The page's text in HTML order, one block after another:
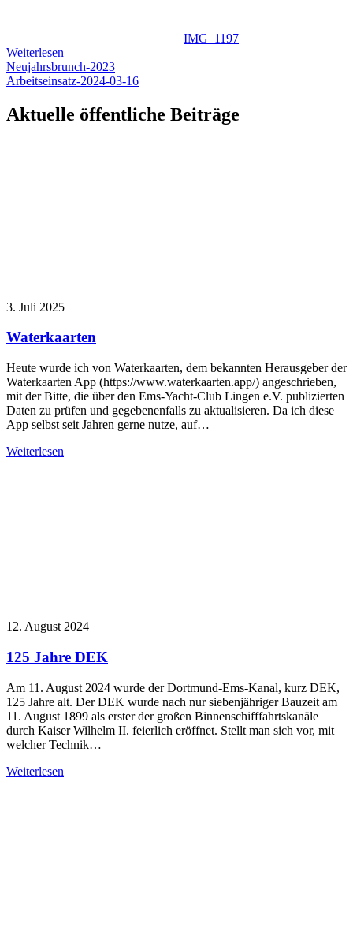
IMG_1197
Weiterlesen
Beitragsnavigation
Neujahrsbrunch-2023
Arbeitseinsatz-2024-03-16
Aktuelle öffentliche Beiträge
3. Juli 2025
Waterkaarten
Heute wurde ich von Waterkaarten, dem bekannten Herausgeber der
Waterkaarten App (https://www.waterkaarten.app/) angeschrieben,
mit der Bitte, die über den Ems-Yacht-Club Lingen e.V. publizierten
Daten zu prüfen und gegebenenfalls zu aktualisieren. Da ich diese
App selbst seit Jahren gerne nutze, auf…
Weiterlesen
12. August 2024
125 Jahre DEK
Am 11. August 2024 wurde der Dortmund-Ems-Kanal, kurz DEK,
125 Jahre alt. Der DEK wurde nach nur siebenjähriger Bauzeit am
11. August 1899 als erster der großen Binnenschifffahrtskanäle
durch Kaiser Wilhelm II. feierlich eröffnet. Stellt man sich vor, mit
welcher Technik…
Weiterlesen